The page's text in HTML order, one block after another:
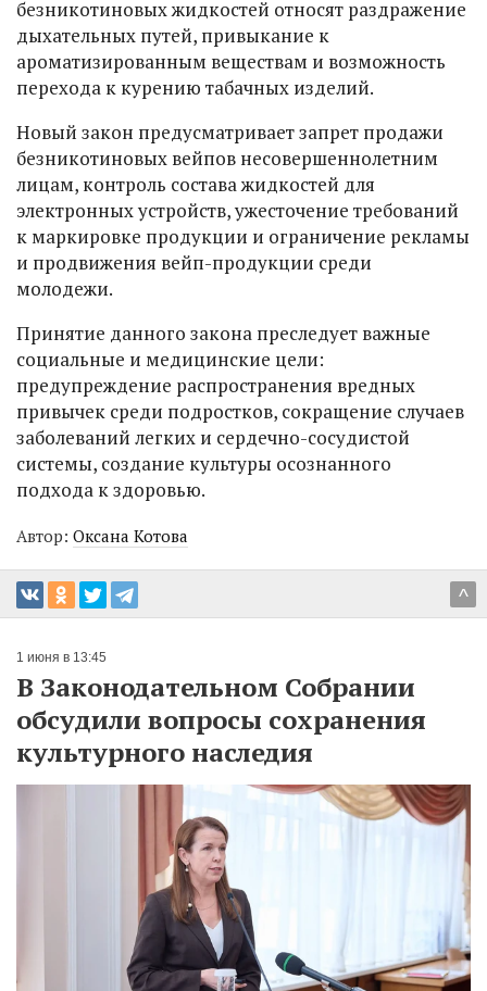
безникотиновых жидкостей относят раздражение
дыхательных путей, привыкание к
ароматизированным веществам и возможность
перехода к курению табачных изделий.
Новый закон предусматривает запрет продажи
безникотиновых вейпов несовершеннолетним
лицам, контроль состава жидкостей для
электронных устройств, ужесточение требований
к маркировке продукции и ограничение рекламы
и продвижения вейп-продукции среди
молодежи.
Принятие данного закона преследует важные
социальные и медицинские цели:
предупреждение распространения вредных
привычек среди подростков, сокращение случаев
заболеваний легких и сердечно-сосудистой
системы, создание культуры осознанного
подхода к здоровью.
Автор: Оксана Котова
^
1 июня в 13:45
В Законодательном Собрании
обсудили вопросы сохранения
культурного наследия